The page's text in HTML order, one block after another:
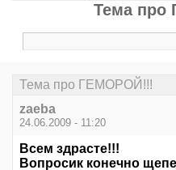
Тема
Тема про ГЕМОРОЙ!!!
zaeba
24.06.2009 - 11:20
Всем здрасте!!!
Вопросик конечно